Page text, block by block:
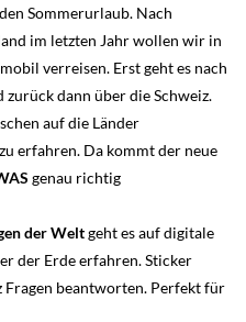
Sommerurlaub. Nach
im letzten Jahr wollen wir in
verreisen. Erst geht es nach
dann über die Schweiz.
auf die Länder
erfahren. Da kommt der neue
genau richtig
der Weltgeht es auf digitale
der Erde erfahren. Sticker
Fragen beantworten. Perfekt für